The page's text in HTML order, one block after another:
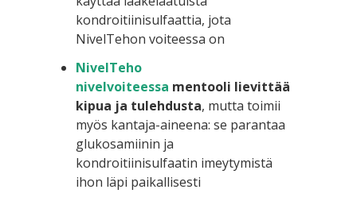
kondroitiinisulfaattia, jota
NivelTehon voiteessa on
NivelTeho
nivelvoiteessa mentooli lievittää
kipua ja tulehdusta, mutta toimii
myös kantaja-aineena: se parantaa
glukosamiinin ja
kondroitiinisulfaatin imeytymistä
ihon läpi paikallisesti